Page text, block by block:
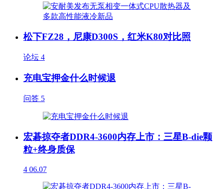
松下FZ28，尼康D300S，红米K80对比照
论坛 4
充电宝押金什么时候退
问答 5
宏碁掠夺者DDR4-3600内存上市：三星B-die颗
粒+终身质保
4 06.07